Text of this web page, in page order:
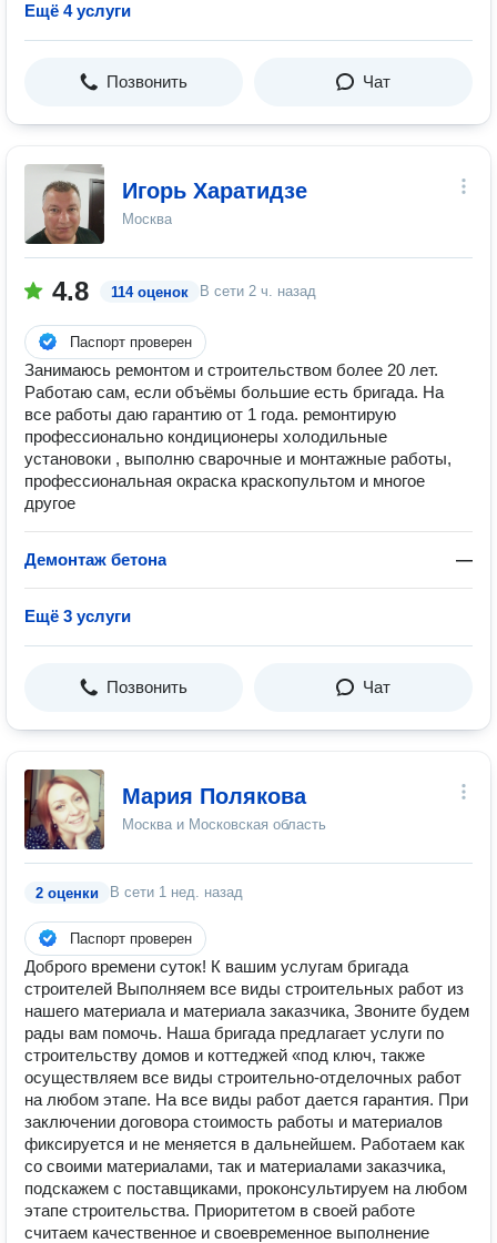
Ещё 4 услуги
Позвонить Чат
Игорь Харатидзе
Москва
4.8 114 оценок В сети 2 ч. назад
Паспорт проверен
Занимаюсь ремонтом и строительством более 20 лет.
Работаю сам, если объёмы большие есть бригада. На
все работы даю гарантию от 1 года. ремонтирую
профессионально кондиционеры холодильные
установоки , выполню сварочные и монтажные работы,
профессиональная окраска краскопультом и многое
другое
Демонтаж бетона —
Ещё 3 услуги
Позвонить Чат
Мария Полякова
Москва и Московская область
2 оценки В сети 1 нед. назад
Паспорт проверен
Доброго времени суток! К вашим услугам бригада
строителей Выполняем все виды строительных работ из
нашего материала и материала заказчика, Звоните будем
рады вам помочь. Наша бригада предлагает услуги по
строительству домов и коттеджей «под ключ, также
осуществляем все виды строительно-отделочных работ
на любом этапе. На все виды работ дается гарантия. При
заключении договора стоимость работы и материалов
фиксируется и не меняется в дальнейшем. Работаем как
со своими материалами, так и материалами заказчика,
подскажем с поставщиками, проконсультируем на любом
этапе строительства. Приоритетом в своей работе
считаем качественное и своевременное выполнение